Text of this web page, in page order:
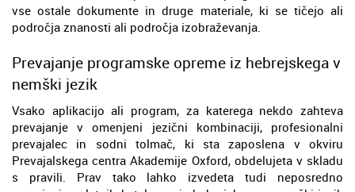
vse ostale dokumente in druge materiale, ki se tičejo ali
področja znanosti ali področja izobraževanja.
Prevajanje programske opreme iz hebrejskega v
nemški jezik
Vsako aplikacijo ali program, za katerega nekdo zahteva
prevajanje v omenjeni jezični kombinaciji, profesionalni
prevajalec in sodni tolmač, ki sta zaposlena v okviru
Prevajalskega centra Akademije Oxford, obdelujeta v skladu
s pravili. Prav tako lahko izvedeta tudi neposredno